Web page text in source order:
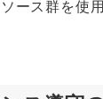
ース群を使